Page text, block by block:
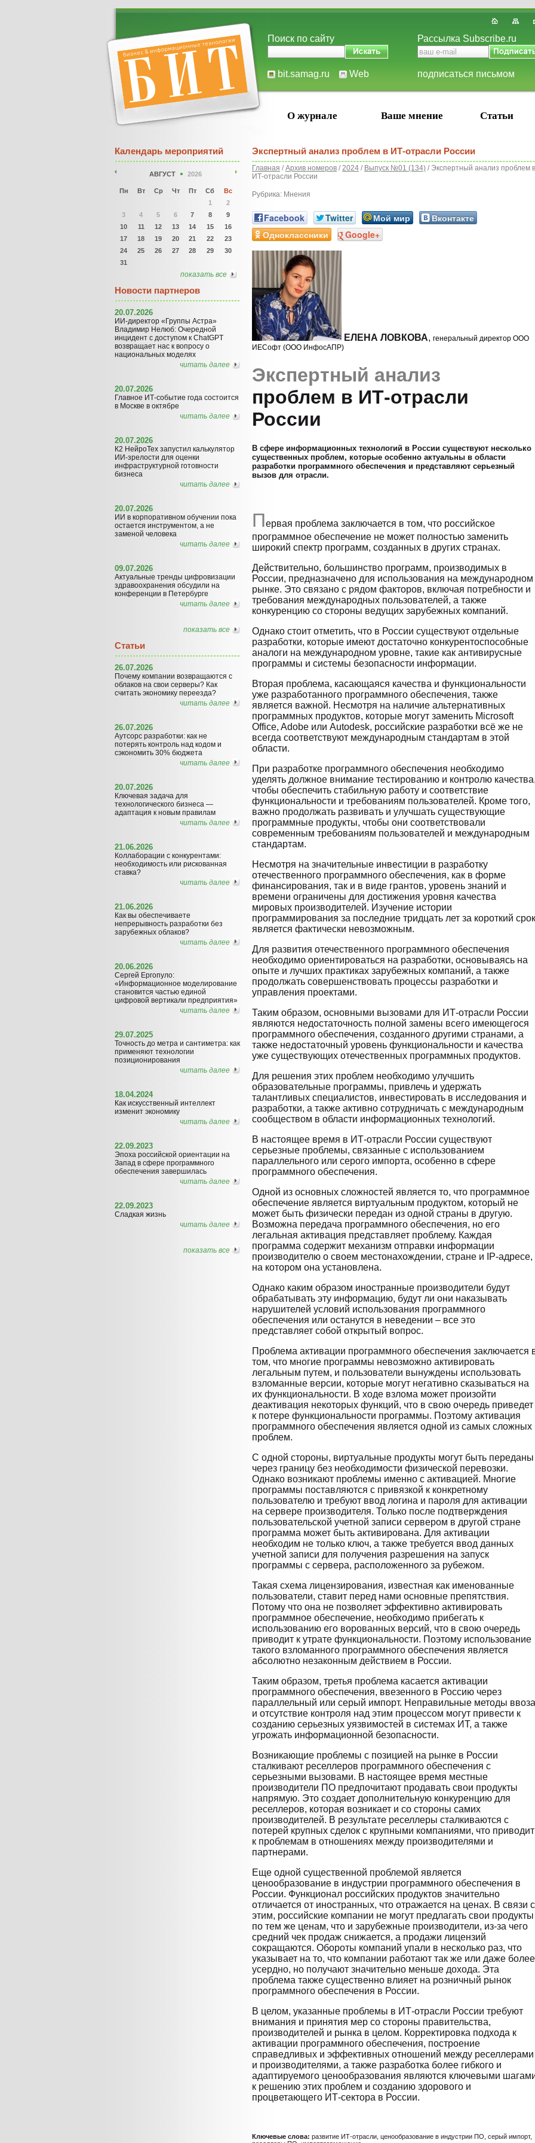
Поиск по сайту
bit.samag.ru Web
Рассылка Subscribe.ru
подписаться письмом
О журнале Ваше мнение Статьи
Календарь мероприятий
АВГУСТ 2026
Пн Вт Ср Чт Пт Сб
Вс
1
2
3
4 5 6 7 8
9
10
11 12 13 14 15
16
17
18 19 20 21 22
23
24
25 26 27 28 29
30
31
показать все
Новости партнеров
20.07.2026
ИИ-директор «Группы Астра»
Владимир Нелюб: Очередной
инцидент с доступом к ChatGPT
возвращает нас к вопросу о
национальных моделях
читать далее
20.07.2026
Главное ИТ-событие года состоится
в Москве в октябре
читать далее
20.07.2026
К2 НейроТех запустил калькулятор
ИИ-зрелости для оценки
инфраструктурной готовности
бизнеса
читать далее
20.07.2026
ИИ в корпоративном обучении пока
остается инструментом, а не
заменой человека
читать далее
09.07.2026
Актуальные тренды цифровизации
здравоохранения обсудили на
конференции в Петербурге
читать далее
показать все
Статьи
26.07.2026
Почему компании возвращаются с
облаков на свои серверы? Как
считать экономику переезда?
читать далее
26.07.2026
Аутсорс разработки: как не
потерять контроль над кодом и
сэкономить 30% бюджета
читать далее
20.07.2026
Ключевая задача для
технологического бизнеса —
адаптация к новым правилам
читать далее
21.06.2026
Коллаборации с конкурентами:
необходимость или рискованная
ставка?
читать далее
21.06.2026
Как вы обеспечиваете
непрерывность разработки без
зарубежных облаков?
читать далее
20.06.2026
Сергей Ергопуло:
«Информационное моделирование
становится частью единой
цифровой вертикали предприятия»
читать далее
29.07.2025
Точность до метра и сантиметра: как
применяют технологии
позиционирования
читать далее
18.04.2024
Как искусственный интеллект
изменит экономику
читать далее
22.09.2023
Эпоха российской ориентации на
Запад в сфере программного
обеспечения завершилась
читать далее
22.09.2023
Сладкая жизнь
читать далее
показать все
Экспертный анализ проблем в ИТ-отрасли России
Главная /Архив номеров /2024 / Выпуск №01 (134) / Экспертный анализ проблем в
ИТ-отрасли России
Рубрика: Мнения
Facebook Twitter Мой мир
Вконтакте
Одноклассники
Google+
ЕЛЕНА ЛОВКОВА, генеральный директор ООО
ИЕСофт (ООО ИнфосАПР)
Экспертный анализ
проблем в ИТ-отрасли
России
В сфере информационных технологий в России существуют несколько
существенных проблем, которые особенно актуальны в области
разработки программного обеспечения и представляют серьезный
вызов для отрасли.
Первая проблема заключается в том, что российское
программное обеспечение не может полностью заменить
широкий спектр программ, созданных в других странах.
Действительно, большинство программ, производимых в
России, предназначено для использования на международном
рынке. Это связано с рядом факторов, включая потребности и
требования международных пользователей, а также
конкуренцию со стороны ведущих зарубежных компаний.
Однако стоит отметить, что в России существуют отдельные
разработки, которые имеют достаточно конкурентоспособные
аналоги на международном уровне, такие как антивирусные
программы и системы безопасности информации.
Вторая проблема, касающаяся качества и функциональности
уже разработанного программного обеспечения, также
является важной. Несмотря на наличие альтернативных
программных продуктов, которые могут заменить Microsoft
Office, Adobe или Autodesk, российские разработки всё же не
всегда соответствуют международным стандартам в этой
области.
При разработке программного обеспечения необходимо
уделять должное внимание тестированию и контролю
чтобы обеспечить стабильную работу и соответствие
функциональности и требованиям пользователей. Кроме того,
важно продолжать развивать и улучшать существующие
программные продукты, чтобы они соответствовали
современным требованиям пользователей и международным
стандартам.
Несмотря на значительные инвестиции в разработку
отечественного программного обеспечения, как в форме
финансирования, так и в виде грантов, уровень знаний и
времени ограничены для достижения уровня качества
мировых производителей. Изучение истории
программирования за последние тридцать лет за короткий срок
является фактически невозможным.
Для развития отечественного программного обеспечения
необходимо ориентироваться на разработки, основываясь на
опыте и лучших практиках зарубежных компаний, а также
продолжать совершенствовать процессы разработки и
управления проектами.
Таким образом, основными вызовами для ИТ-отрасли России
являются недостаточность полной замены всего имеющегося
программного обеспечения, созданного другими странами, а
также недостаточный уровень функциональности и качества
уже существующих отечественных программных продуктов.
Для решения этих проблем необходимо улучшить
образовательные программы, привлечь и удержать
талантливых специалистов, инвестировать в исследования и
разработки, а также активно сотрудничать с международным
сообществом в области информационных технологий.
В настоящее время в ИТ-отрасли России существуют
серьезные проблемы, связанные с использованием
параллельного или серого импорта, особенно в сфере
программного обеспечения.
Одной из основных сложностей является то, что программное
обеспечение является виртуальным продуктом, который не
может быть физически передан из одной страны в другую.
Возможна передача программного обеспечения, но его
легальная активация представляет проблему. Каждая
программа содержит механизм отправки информации
производителю о своем местонахождении, стране и IP-адресе,
на котором она установлена.
Однако каким образом иностранные производители будут
обрабатывать эту информацию, будут ли они наказывать
нарушителей условий использования программного
обеспечения или останутся в неведении – все это
представляет собой открытый вопрос.
Проблема активации программного обеспечения заключается
том, что многие программы невозможно активировать
легальным путем, и пользователи вынуждены использовать
взломанные версии, которые могут негативно сказываться на
их функциональности. В ходе взлома может произойти
деактивация некоторых функций, что в свою очередь приведет
к потере функциональности программы. Поэтому активация
программного обеспечения является одной из самых сложных
проблем.
С одной стороны, виртуальные продукты могут быть переданы
через границу без необходимости физической перевозки.
Однако возникают проблемы именно с активацией. Многие
программы поставляются с привязкой к конкретному
пользователю и требуют ввод логина и пароля для активации
на сервере производителя. Только после подтверждения
пользовательской учетной записи сервером в другой стране
программа может быть активирована. Для активации
необходим не только ключ, а также требуется ввод данных
учетной записи для получения разрешения на запуск
программы с сервера, расположенного за рубежом.
Такая схема лицензирования, известная как именованные
пользователи, ставит перед нами основные препятствия.
Потому что она не позволяет эффективно активировать
программное обеспечение, необходимо прибегать к
использованию его ворованных версий, что в свою очередь
приводит к утрате функциональности. Поэтому использование
такого взломанного программного обеспечения является
абсолютно незаконным действием в России.
Таким образом, третья проблема касается активации
программного обеспечения, ввезенного в Россию через
параллельный или серый импорт. Неправильные методы ввоза
и отсутствие контроля над этим процессом могут привести к
созданию серьезных уязвимостей в системах ИТ, а также
угрожать информационной безопасности.
Возникающие проблемы с позицией на рынке в России
сталкивают реселлеров программного обеспечения с
серьезными вызовами. В настоящее время местные
производители ПО предпочитают продавать свои продукты
напрямую. Это создает дополнительную конкуренцию для
реселлеров, которая возникает и со стороны самих
производителей. В результате реселлеры сталкиваются с
потерей крупных сделок с крупными компаниями, что приводит
к проблемам в отношениях между производителями и
партнерами.
Еще одной существенной проблемой является
ценообразование в индустрии программного обеспечения в
России. Функционал российских продуктов значительно
отличается от иностранных, что отражается на ценах. В связи с
этим, российские компании не могут предлагать свои продукты
по тем же ценам, что и зарубежные производители, из-за чего
средний чек продаж снижается, а продажи лицензий
сокращаются. Обороты компаний упали в несколько раз, что
указывает на то, что компании работают так же или даже более
усердно, но получают значительно меньше дохода. Эта
проблема также существенно влияет на розничный рынок
программного обеспечения в России.
В целом, указанные проблемы в ИТ-отрасли России требуют
внимания и принятия мер со стороны правительства,
производителей и рынка в целом. Корректировка подхода к
активации программного обеспечения, построение
справедливых и эффективных отношений между реселлерами
и производителями, а также разработка более гибкого и
адаптируемого ценообразования являются ключевыми
к решению этих проблем и созданию здорового и
процветающего ИТ-сектора в России.
Ключевые слова: развитие ИТ-отрасли, ценообразование в индустрии ПО, серый импорт,